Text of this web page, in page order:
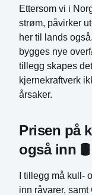
Ettersom vi i
strøm, påvirker
her til lands
bygges nye
tillegg skapes
kjernekraftverk
årsaker.
Prisen på
også inn 🛢️
I tillegg må kull-
inn råvarer,